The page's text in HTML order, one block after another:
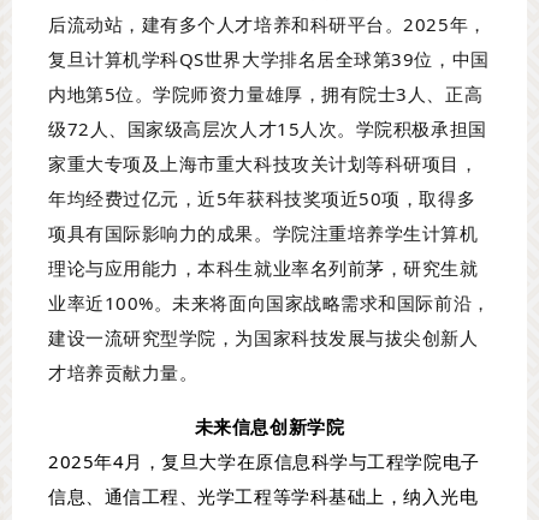
后流动站，建有多个人才培养和科研平台。2025年，
复旦计算机学科QS世界大学排名居全球第39位，中国
内地第5位。学院师资力量雄厚，拥有院士3人、正高
级72人、国家级高层次人才15人次。学院积极承担国
家重大专项及上海市重大科技攻关计划等科研项目，
年均经费过亿元，近5年获科技奖项近50项，取得多
项具有国际影响力的成果。学院注重培养学生计算机
理论与应用能力，本科生就业率名列前茅，研究生就
业率近100%。未来将面向国家战略需求和国际前沿，
建设一流研究型学院，为国家科技发展与拔尖创新人
才培养贡献力量。
未来信息创新学院
2025年4月，复旦大学在原信息科学与工程学院电子
信息、通信工程、光学工程等学科基础上，纳入光电